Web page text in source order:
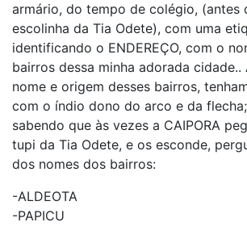
armário, do tempo de colégio, (antes
escolinha da Tia Odete), com uma
identificando o ENDEREÇO, com o
bairros dessa minha adorada
nome e origem desses bairros,
com o índio dono do arco e da
sabendo que às vezes a CAIPORA
tupi da Tia Odete, e os esconde,
dos nomes dos bairros:
-ALDEOTA
-PAPICU